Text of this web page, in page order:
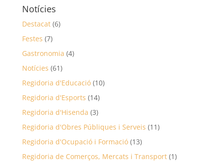
Notícies
Destacat(6)
Festes (7)
Gastronomia (4)
Notícies (61)
Regidoria d'Educació(10)
Regidoria d'Esports (14)
Regidoria d'Hisenda (3)
Regidoria d'Obres Públiques i Serveis (11)
Regidoria d'Ocupació i Formació(13)
Regidoria de Comerços, Mercats i Transport(1)